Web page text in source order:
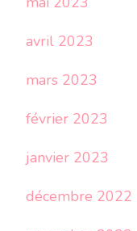
avril 2023
mars 2023
février 2023
janvier 2023
décembre 2022